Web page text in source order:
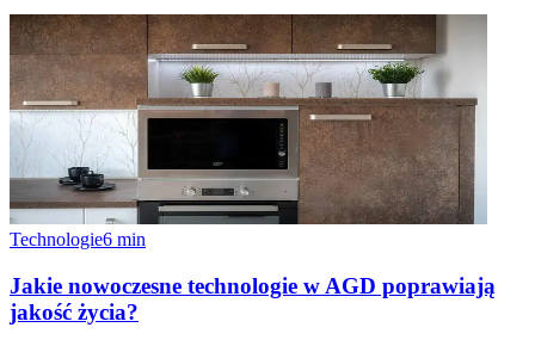
Technologie6 min
Jakie nowoczesne technologie w AGD poprawiają
jakość życia?